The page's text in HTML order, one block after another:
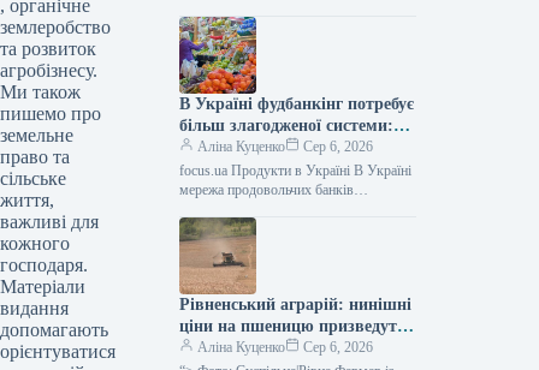
, органічне
землеробство
та розвиток
агробізнесу.
Ми також
пишемо про
земельне
право та
сільське
життя,
важливі для
кожного
господаря.
Матеріали
видання
допомагають
орієнтуватися
відповідала стандартам натуральних
молочних виробів. Такими…
В Україні фудбанкінг потребує
більш злагодженої системи:
причини нерівномірного
розподілу продуктів для тих,
хто їх потребує —
Аліна Куценко
Сер 6, 2026
focus.ua Продукти в Україні В Україні
мережа продовольчих банків
продукти, придатні до вживання,
нужденним. Однак, через брак…
Рівненський аграрій: нинішні
ціни на пшеницю призведуть
до збитків для багатьох
Аліна Куценко
Сер 6, 2026